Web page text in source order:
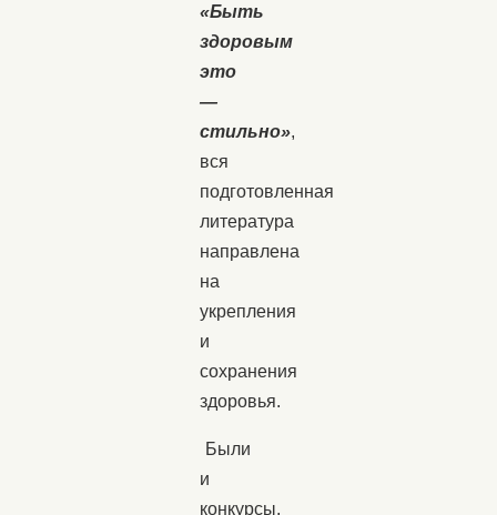
«Быть
здоровым
это
—
стильно»,
вся
подготовленная
литература
направлена
на
укрепления
и
сохранения
здоровья.
Были
и
конкурсы,